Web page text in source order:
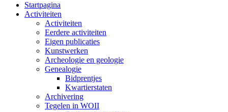
Startpagina
Activiteiten
Activiteiten
Eerdere activiteiten
Eigen publicaties
Kunstwerken
Archeologie en geologie
Genealogie
Bidprentjes
Kwartierstaten
Archivering
Tegelen in WOII